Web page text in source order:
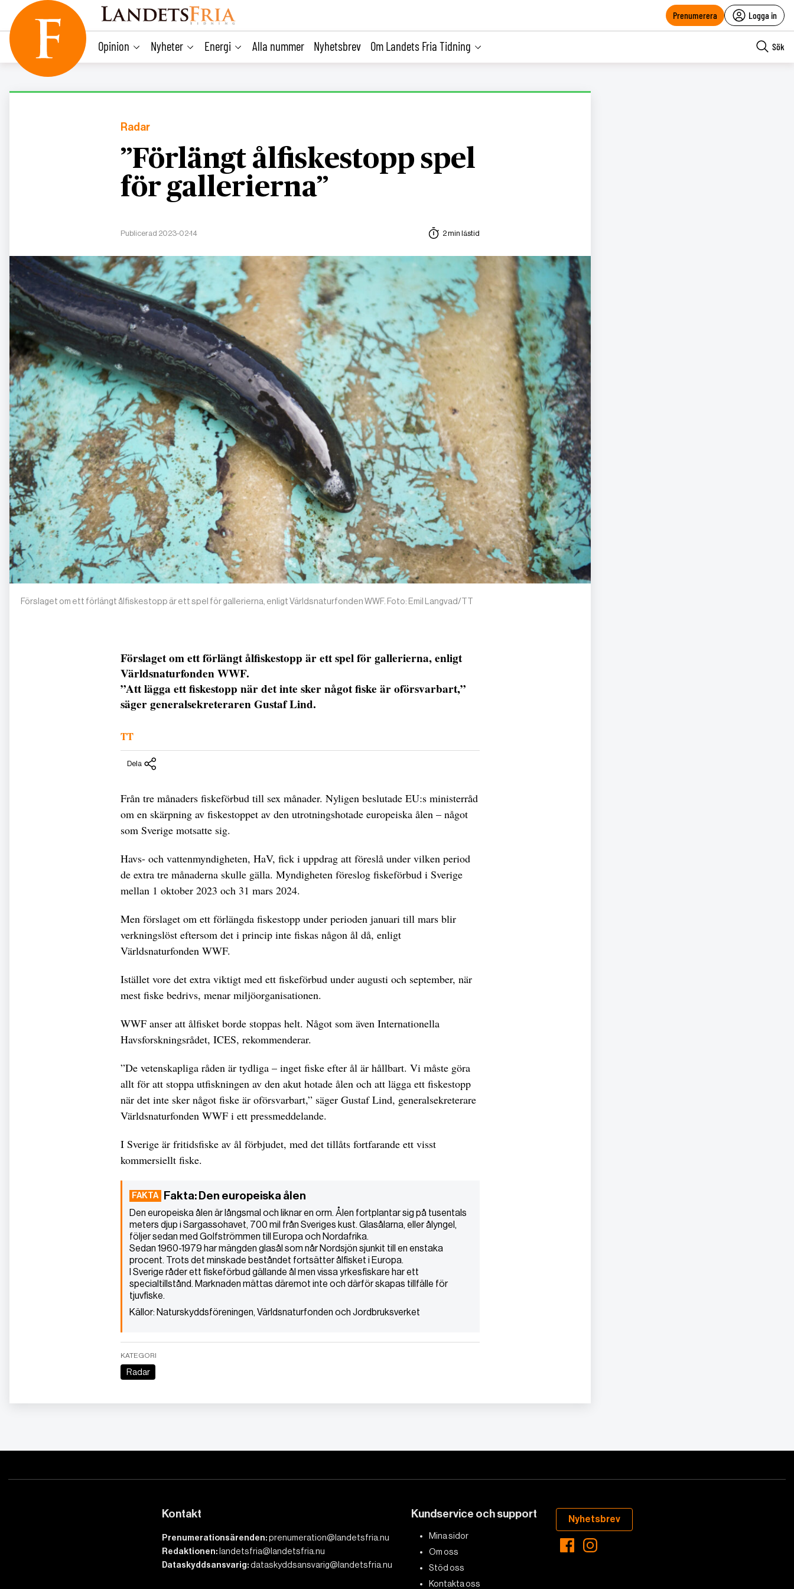
content
Prenumerera Logga in
Opinion Nyheter Energi Alla nummer Nyhetsbrev Om Landets Fria Tidning Sök
Radar
”Förlängt ålfiskestopp spel
för gallerierna”
Publicerad 2023-02-14 2 min lästid
Förslaget om ett förlängt ålfiskestopp är ett spel för gallerierna, enligt Världsnaturfonden WWF. Foto: Emil Langvad/TT
Förslaget om ett förlängt ålfiskestopp är ett spel för gallerierna, enligt
Världsnaturfonden WWF.
”Att lägga ett fiskestopp när det inte sker något fiske är oförsvarbart,”
säger generalsekreteraren Gustaf Lind.
TT
Dela
Från tre månaders fiskeförbud till sex månader. Nyligen beslutade EU:s ministerråd
om en skärpning av fiskestoppet av den utrotningshotade europeiska ålen – något
som Sverige motsatte sig.
Havs- och vattenmyndigheten, HaV, fick i uppdrag att föreslå under vilken period
de extra tre månaderna skulle gälla. Myndigheten föreslog fiskeförbud i Sverige
mellan 1 oktober 2023 och 31 mars 2024.
Men förslaget om ett förlängda fiskestopp under perioden januari till mars blir
verkningslöst eftersom det i princip inte fiskas någon ål då, enligt
Världsnaturfonden WWF.
Istället vore det extra viktigt med ett fiskeförbud under augusti och september, när
mest fiske bedrivs, menar miljöorganisationen.
WWF anser att ålfisket borde stoppas helt. Något som även Internationella
Havsforskningsrådet, ICES, rekommenderar.
”De vetenskapliga råden är tydliga – inget fiske efter ål är hållbart. Vi måste göra
allt för att stoppa utfiskningen av den akut hotade ålen och att lägga ett fiskestopp
när det inte sker något fiske är oförsvarbart,” säger Gustaf Lind, generalsekreterare
Världsnaturfonden WWF i ett pressmeddelande.
I Sverige är fritidsfiske av ål förbjudet, med det tillåts fortfarande ett visst
kommersiellt fiske.
Fakta: Den europeiska ålen
Den europeiska ålen är långsmal och liknar en orm. Ålen fortplantar sig på tusentals
meters djup i Sargassohavet, 700 mil från Sveriges kust. Glasålarna, eller ålyngel,
följer sedan med Golfströmmen till Europa och Nordafrika.
Sedan 1960-1979 har mängden glasål som når Nordsjön sjunkit till en enstaka
procent. Trots det minskade beståndet fortsätter ålfisket i Europa.
I Sverige råder ett fiskeförbud gällande ål men vissa yrkesfiskare har ett
specialtillstånd. Marknaden mättas däremot inte och därför skapas tillfälle för
tjuvfiske.
Källor: Naturskyddsföreningen, Världsnaturfonden och Jordbruksverket
KATEGORI
Radar
Kontakt
Prenumerationsärenden:prenumeration@landetsfria.nu
Redaktionen: landetsfria@landetsfria.nu
Dataskyddsansvarig:dataskyddsansvarig@landetsfria.nu
Kundservice och support
Mina sidor
Om oss
Stöd oss
Kontakta oss
Nyhetsbrev